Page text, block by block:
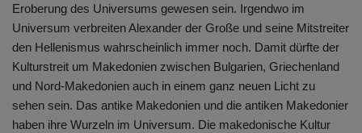
Eroberung des Universums gewesen sein. Irgendwo im
Universum verbreiten Alexander der Große und seine Mitstreiter
den Hellenismus wahrscheinlich immer noch. Damit dürfte der
Kulturstreit um Makedonien zwischen Bulgarien, Griechenland
und Nord-Makedonien auch in einem ganz neuen Licht zu
sehen sein. Das antike Makedonien und die antiken Makedonier
haben ihre Wurzeln im Universum. Die makedonische Kultur